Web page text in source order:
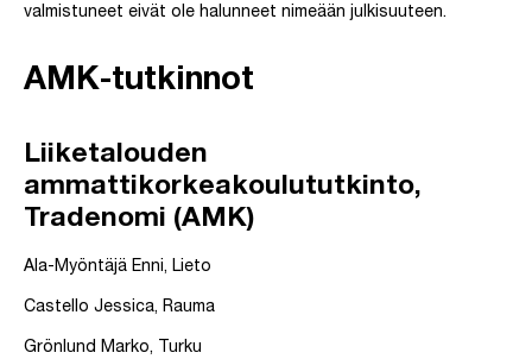
valmistuneet eivät ole halunneet nimeään julkisuuteen.
AMK-tutkinnot
Liiketalouden
ammattikorkeakoulututkinto,
Tradenomi (AMK)
Ala-Myöntäjä Enni, Lieto
Castello Jessica, Rauma
Grönlund Marko, Turku